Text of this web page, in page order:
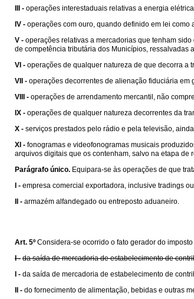
III - operações interestaduais relativas a energia
IV - operações com ouro, quando definido em lei como
V - operações relativas a mercadorias que tenham
de competência tributária dos Municípios, ressalvadas
VI - operações de qualquer natureza de que decorra a
VII - operações decorrentes de alienação fiduciária
VIII - operações de arrendamento mercantil, não
IX - operações de qualquer natureza decorrentes da
X - serviços prestados pelo rádio e pela televisão,
XI - fonogramas e videofonogramas musicais
arquivos digitais que os contenham, salvo na etapa
Parágrafo único. Equipara-se às operações de que
I - empresa comercial exportadora, inclusive tradings
II - armazém alfandegado ou entreposto aduaneiro.
Art. 5º Considera-se ocorrido o fato gerador do
I - da saída de mercadoria de estabelecimento de
I - da saída de mercadoria de estabelecimento de
II - do fornecimento de alimentação, bebidas e outras